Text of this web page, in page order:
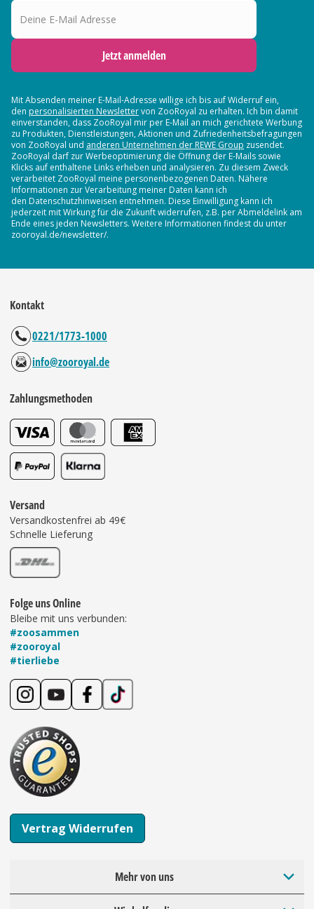
Jetzt anmelden
Mit Absenden meiner E-Mail-Adresse willige ich bis auf Widerruf ein,
den personalisierten Newslettervon ZooRoyal zu erhalten. Ich bin damit
einverstanden, dass ZooRoyal mir per E-Mail an mich gerichtete Werbung
zu Produkten, Dienstleistungen, Aktionen und Zufriedenheitsbefragungen
von ZooRoyal und anderen Unternehmen der REWE Group zusendet.
ZooRoyal darf zur Werbeoptimierung die Öffnung der E-Mails sowie
Klicks auf enthaltene Links erheben und analysieren. Zu diesem Zweck
verarbeitet ZooRoyal meine personenbezogenen Daten. Nähere
Informationen zur Verarbeitung meiner Daten kann ich
den Datenschutzhinweisen entnehmen. Diese Einwilligung kann ich
jederzeit mit Wirkung für die Zukunft widerrufen, z.B. per Abmeldelink am
Ende eines jeden Newsletters. Weitere Informationen findest du unter
zooroyal.de/newsletter/.
Kontakt
0221/1773-1000
info@zooroyal.de
Zahlungsmethoden
Versand
Versandkostenfrei ab 49€
Schnelle Lieferung
Folge uns Online
Bleibe mit uns verbunden:
#zoosammen
#zooroyal
#tierliebe
Vertrag Widerrufen
Mehr von uns